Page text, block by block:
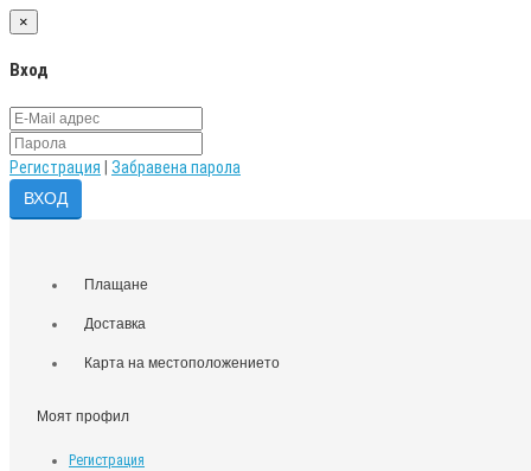
×
Вход
Регистрация Забравена парола
Плащане
Доставка
Карта на местоположението
Моят профил
Регистрация